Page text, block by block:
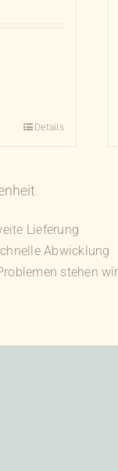
Details
Lieferung
Abwicklung
stehen